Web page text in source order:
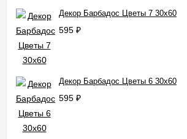
Декор Барбадос Цветы 7 30x60
595 ₽
Декор Барбадос Цветы 6 30x60
595 ₽